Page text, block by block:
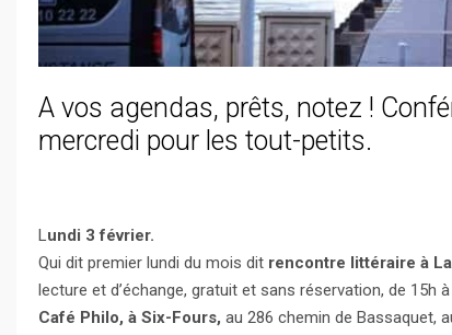
A vos agendas, prêts, notez !
mercredi pour les tout-petits.
Lundi 3 février.
Qui dit premier lundi du mois dit rencontre littéraire à
lecture et d’échange, gratuit et sans réservation, de 15h à
Café Philo, à Six-Fours, au 286 chemin de Bassaquet,